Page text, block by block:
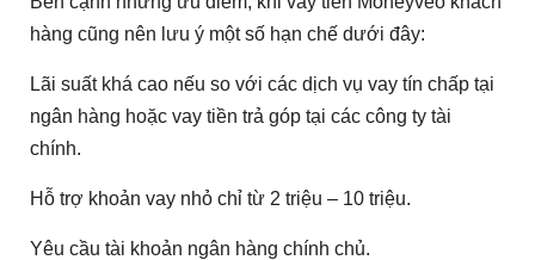
hàng cũng nên lưu ý một số hạn chế dưới đây:
Lãi suất khá cao nếu so với các dịch vụ vay tín chấp tại
ngân hàng hoặc vay tiền trả góp tại các công ty tài
chính.
Hỗ trợ khoản vay nhỏ chỉ từ 2 triệu – 10 triệu.
Yêu cầu tài khoản ngân hàng chính chủ.